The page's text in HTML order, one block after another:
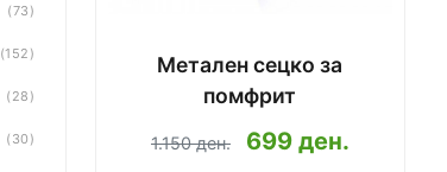
(73)
(152)
(28)
(30)
Метален сецко за
помфрит
1.150 ден. 699 ден.